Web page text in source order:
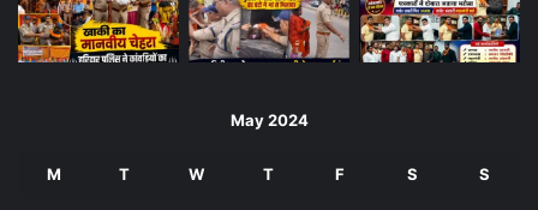
May 2024
M T W T F S S